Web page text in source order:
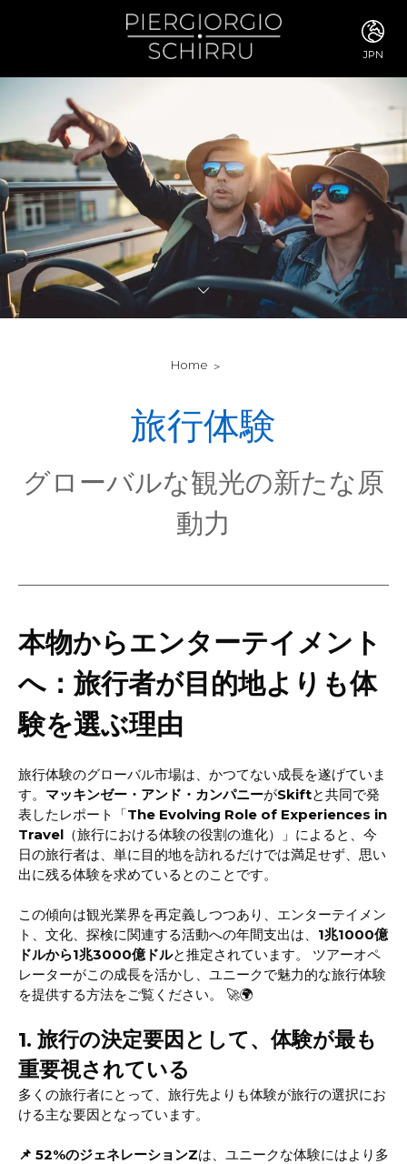
JPN
DEU
ESP
RUS
CHI
JPN
SVE
POR
KOR
Home
旅行体験
グローバルな観光の新たな原
動力
本物からエンターテイメント
へ：旅行者が目的地よりも体
験を選ぶ理由
旅行体験のグローバル市場は、かつてない成長を遂げていま
す。 マッキンゼー・アンド・カンパニーがSkiftと共同で発
表したレポート「The Evolving Role of Experiences in
Travel （旅行における体験の役割の進化）」によると、今
日の旅行者は、単に目的地を訪れるだけでは満足せず、思い
出に残る体験を求めているとのことです。
この傾向は観光業界を再定義しつつあり、エンターテイメン
ト、文化、探検に関連する活動への年間支出は、 1兆1000億
ドルから1兆3000億ドルと推定されています。 ツアーオペ
レーターがこの成長を活かし、ユニークで魅力的な旅行体験
を提供する方法をご覧ください。 🚀🌍
1. 旅行の決定要因として、体験が最も
重要視されている
多くの旅行者にとって、旅行先よりも体験が旅行の選択にお
ける主な要因となっています。
📌 52%のジェネレーションZは、ユニークな体験にはより多